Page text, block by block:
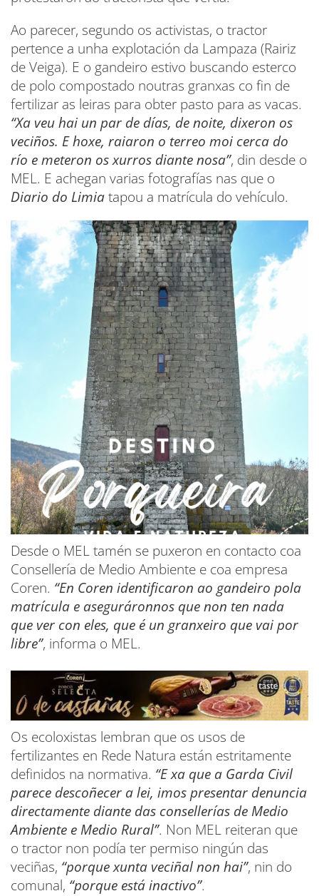
Ao parecer, segundo os activistas, o tractor
pertence a unha explotación da Lampaza (Rairiz
de Veiga). E o gandeiro estivo buscando esterco
de polo compostado noutras granxas co fin de
fertilizar as leiras para obter pasto para as vacas.
“Xa veu hai un par de días, de noite, dixeron os
veciños. E hoxe, raiaron o terreo moi cerca do
río e meteron os xurros diante nosa”, din desde o
MEL. E achegan varias fotografías nas que o
Diario do Limiatapou a matrícula do vehículo.
Desde o MEL tamén se puxeron en contacto coa
Consellería de Medio Ambiente e coa empresa
Coren. “En Coren identificaron ao gandeiro pola
matrícula e aseguráronnos que non ten nada
que ver con eles, que é un granxeiro que vai por
libre”, informa o MEL.
Os ecoloxistas lembran que os usos de
fertilizantes en Rede Natura están estritamente
definidos na normativa. “E xa que a Garda Civil
parece descoñecer a lei, imos presentar denuncia
directamente diante das consellerías de Medio
Ambiente e Medio Rural”. Non MEL reiteran que
o tractor non podía ter permiso ningún das
veciñas, “porque xunta veciñal non hai”, nin do
comunal, “porque está inactivo”.